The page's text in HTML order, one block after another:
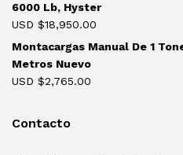
6000 Lb, Hyster
USD $18,950.00
Montacargas Manual De 1
Metros Nuevo
USD $2,765.00
Contacto